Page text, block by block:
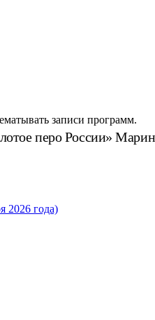
записи программ.
перо России»
2026 года)